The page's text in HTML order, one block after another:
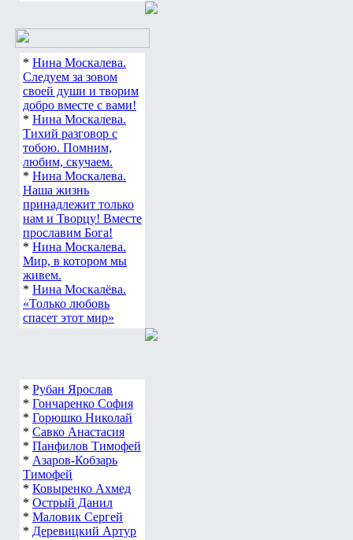
* Нина Москалева.
Следуем за зовом
своей души и творим
добро вместе с вами!
* Нина Москалева.
Тихий разговор с
тобою. Помним,
любим, скучаем.
* Нина Москалева.
Наша жизнь
принадлежит только
нам и Творцу! Вместе
прославим Бога!
* Нина Москалева.
Мир, в котором мы
живем.
* Нина Москалёва.
«Только любовь
спасет этот мир»
* Рубан Ярослав
* Гончаренко София
* Горюшко Николай
* Савко Анастасия
* Панфилов Тимофей
* Азаров-Кобзарь
Тимофей
* Ковыренко Ахмед
* Острый Данил
* Маловик Сергей
* Деревицкий Артур